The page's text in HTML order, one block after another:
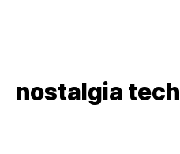
nostalgia tech